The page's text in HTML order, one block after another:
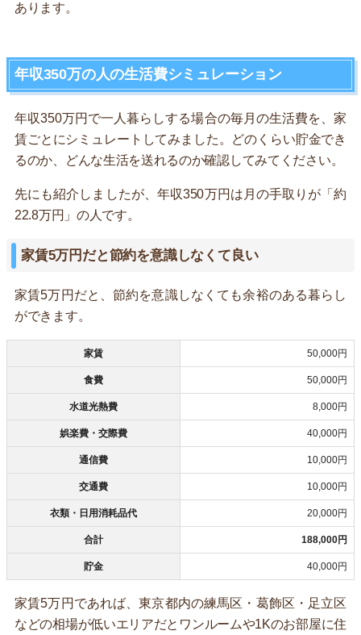
あります。
年収350万の人の生活費シミュレーション
年収350万円で一人暮らしする場合の毎月の生活費を、家
賃ごとにシミュレートしてみました。どのくらい貯金でき
るのか、どんな生活を送れるのか確認してみてください。
先にも紹介しましたが、年収350万円は月の手取りが「約
22.8万円」の人です。
家賃5万円だと節約を意識しなくて良い
家賃5万円だと、節約を意識しなくても余裕のある暮らし
ができます。
家賃 50,000円
食費 50,000円
水道光熱費 8,000円
娯楽費・交際費 40,000円
通信費 10,000円
交通費 10,000円
衣類・日用消耗品代 20,000円
合計 188,000円
貯金 40,000円
家賃5万円であれば、東京都内の練馬区・葛飾区・足立区
などの相場が低いエリアだとワンルームや1Kのお部屋に住